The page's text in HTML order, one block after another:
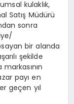
kulaklık,
Satış Müdürü
sonra
bir alanda
şekilde
payı en
geçen yıl